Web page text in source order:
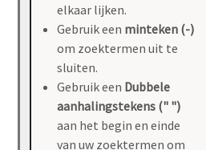
elkaar lijken.
Gebruik een minteken (-)
om zoektermen uit te
sluiten.
Gebruik een Dubbele
aanhalingstekens (" ")
aan het begin en einde
van uw zoektermen om